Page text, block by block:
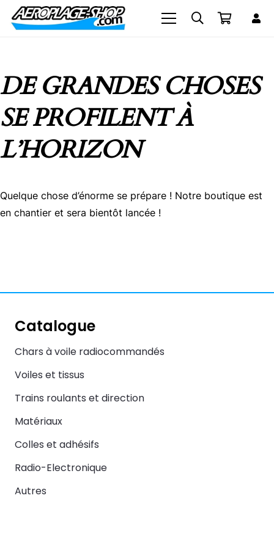
DE GRANDES CHOSES
SE PROFILENT À
L’HORIZON
Quelque chose d’énorme se prépare ! Notre boutique est
en chantier et sera bientôt lancée !
Catalogue
Chars à voile radiocommandés
Voiles et tissus
Trains roulants et direction
Matériaux
Colles et adhésifs
Radio-Electronique
Autres